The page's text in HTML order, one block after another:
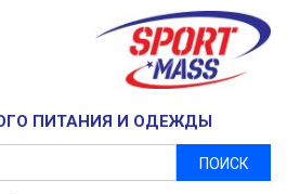
ПИТАНИЯ И ОДЕЖДЫ
ПОИСК